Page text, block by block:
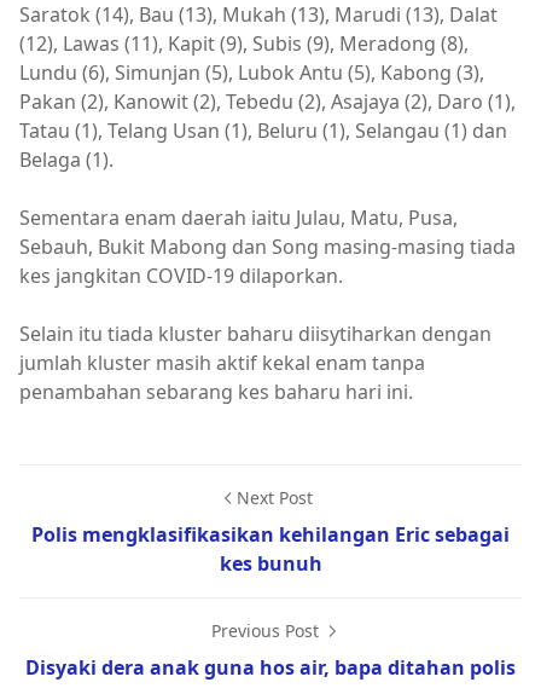
Saratok (14), Bau (13), Mukah (13), Marudi (13), Dalat
(12), Lawas (11), Kapit (9), Subis (9), Meradong (8),
Lundu (6), Simunjan (5), Lubok Antu (5), Kabong (3),
Pakan (2), Kanowit (2), Tebedu (2), Asajaya (2), Daro (1),
Tatau (1), Telang Usan (1), Beluru (1), Selangau (1) dan
Belaga (1).
Sementara enam daerah iaitu Julau, Matu, Pusa,
Sebauh, Bukit Mabong dan Song masing-masing tiada
kes jangkitan COVID-19 dilaporkan.
Selain itu tiada kluster baharu diisytiharkan dengan
jumlah kluster masih aktif kekal enam tanpa
penambahan sebarang kes baharu hari ini.
Next Post
Polis mengklasifikasikan kehilangan Eric sebagai
kes bunuh
Previous Post
Disyaki dera anak guna hos air, bapa ditahan polis